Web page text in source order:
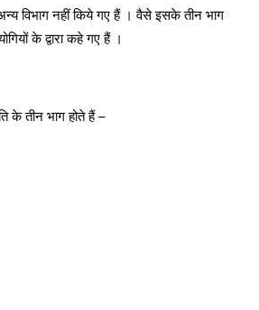
विभाग नहीं किये गए हैं । वैसे इसके तीन भाग
के द्वारा कहे गए हैं ।
के तीन भाग होते हैं –